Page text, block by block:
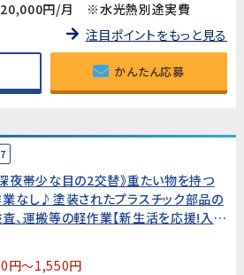
20,000円/月 ※水光熱別途実費
注目ポイントをもっと見る
かんたん応募
夜帯少な目の2交替》重たい物を持つ
なし♪塗装されたプラスチック部品の
、運搬等の軽作業【新生活を応援!入社
円～1,550円